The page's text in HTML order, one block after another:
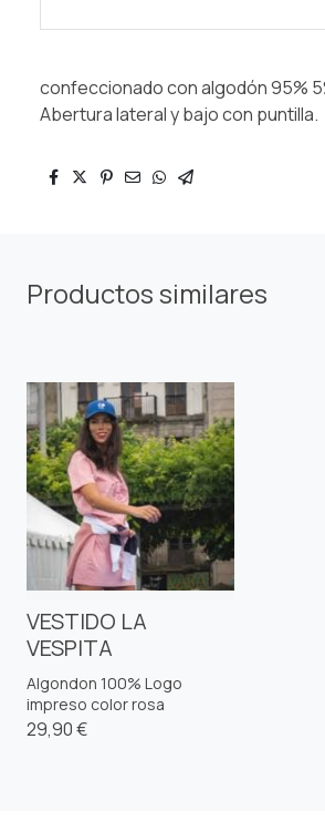
confeccionado con algodón 95%
Abertura lateral y bajo con puntilla.
Productos similares
VESTIDO LA
VESPITA
Algondon 100% Logo
impreso color rosa
29,90 €